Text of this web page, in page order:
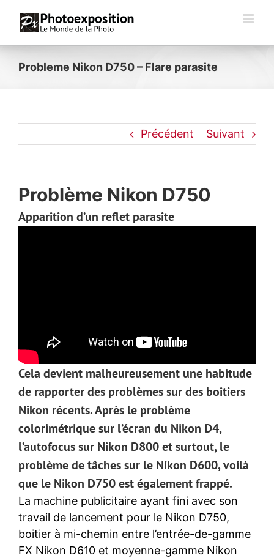
Probleme Nikon D750 – Flare parasite
Précédent Suivant
Problème Nikon D750
Apparition d’un reflet parasite
Cela devient malheureusement une habitude
de rapporter des problèmes sur des boitiers
Nikon récents. Après le problème
colorimétrique sur l’écran du Nikon D4,
l’autofocus sur Nikon D800 et surtout, le
problème de tâches sur le Nikon D600, voilà
que le Nikon D750 est également frappé.
La machine publicitaire ayant fini avec son
travail de lancement pour le Nikon D750,
boitier à mi-chemin entre l’entrée-de-gamme
FX Nikon D610 et moyenne-gamme Nikon